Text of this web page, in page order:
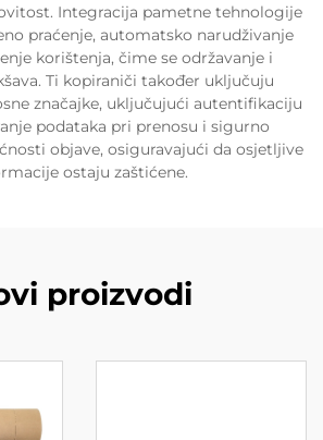
Integracija pametne tehnologije
praćenje, automatsko narudživanje
korištenja, čime se održavanje i
Ti kopiraniči također uključuju
značajke, uključujući autentifikaciju
podataka pri prenosu i sigurno
objave, osiguravajući da osjetljive
ostaju zaštićene.
proizvodi